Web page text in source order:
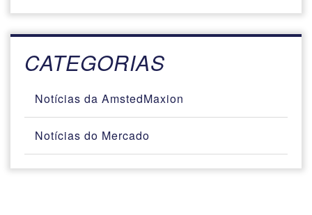
CATEGORIAS
Notícias da AmstedMaxion
Notícias do Mercado